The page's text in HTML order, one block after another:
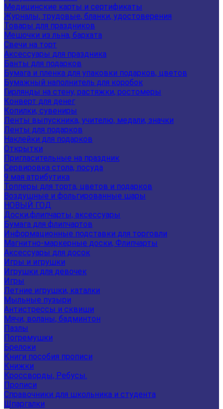
Медицинские карты и сертификаты
Журналы, трудовые, бланки, удостоверения
Товары для праздников
Мешочки из льна, бархата
Свечи на торт
Аксессуары для праздника
Банты для подарков
Бумага и пленка для упаковки подарков, цветов
Бумажный наполнитель для коробок
Гирлянды на стену, растяжки, ростомеры
Конверт для денег
Копилки, сувениры
Ленты выпускника, учителю, медали, значки
Ленты для подарков
Наклейки для подарков
Открытки
Пригласительные на праздник
Сервировка стола, посуда
9 мая атрибутика
Топперы для торта, цветов и подарков
Воздушные и фольгированные шары
НОВЫЙ ГОД
Доски,флипчарты, аксессуары
Бумага для флипчартов
Информационные подставки для торговли
Магнитно-маркерные доски, Флипчарты
Аксессуары для досок
Игры и игрушки
Игрушки для девочек
Игры
Летние игрушки, каталки
Мыльные пузыри
Антистрессы и сквиши
Мячи, воланы, бадминтон
Пазлы
Погремушки
Брелоки
Книги пособия прописи
Книжки
Кроссворды, Ребусы.
Прописи
Справочники для школьника и студента
Шпаргалки